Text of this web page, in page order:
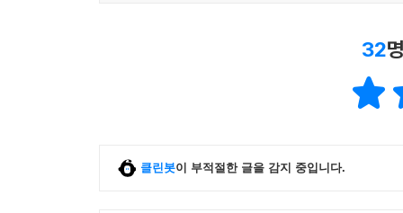
32
클린봇이 부적절한 글을 감지 중입니다.